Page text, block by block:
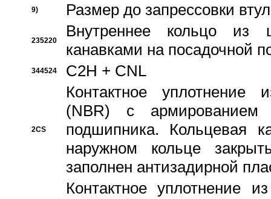
9) Размер до запрессовки
235220
Внутреннее кольцо из
канавками на посадочной
344524 C2H + CNL
2CS
Контактное уплотнение
(NBR) с
подшипника. Кольцевая
наружном кольце
заполнен антизадирной
Контактное уплотнение